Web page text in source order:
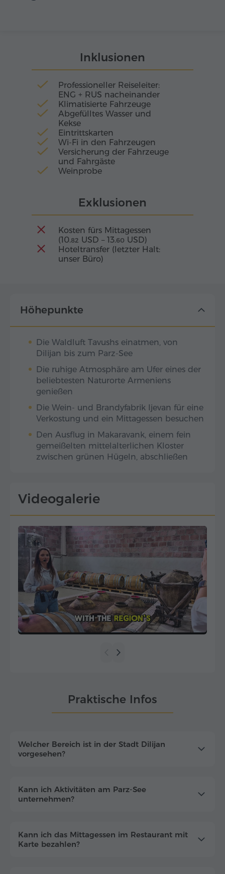
Inklusionen
Professioneller Reiseleiter:
ENG + RUS nacheinander
Klimatisierte Fahrzeuge
Abgefülltes Wasser und
Kekse
Eintrittskarten
Wi-Fi in den Fahrzeugen
Versicherung der Fahrzeuge
und Fahrgäste
Weinprobe
Exklusionen
Kosten fürs Mittagessen
(10.82 USD – 13.60 USD)
Hoteltransfer (letzter Halt:
unser Büro)
Höhepunkte
Die Waldluft Tavushs einatmen, von
Dilijan bis zum Parz-See
Die ruhige Atmosphäre am Ufer eines der
beliebtesten Naturorte Armeniens
genießen
Die Wein- und Brandyfabrik Ijevan für eine
Verkostung und ein Mittagessen besuchen
Den Ausflug in Makaravank, einem fein
gemeißelten mittelalterlichen Kloster
zwischen grünen Hügeln, abschließen
Videogalerie
Praktische Infos
Welcher Bereich ist in der Stadt Dilijan
vorgesehen?
Kann ich Aktivitäten am Parz-See
unternehmen?
Kann ich das Mittagessen im Restaurant mit
Karte bezahlen?